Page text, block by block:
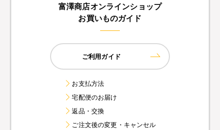
富澤商店オンラインショップ
お買いものガイド
ご利用ガイド
お支払方法
宅配便のお届け
返品・交換
ご注文後の変更・キャンセル